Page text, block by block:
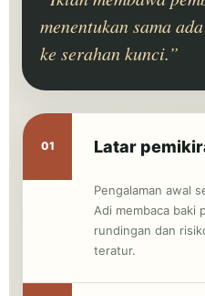
menentukan sama
ke serahan kunci.”
01 Latar
Pengalaman awal
Adi membaca baki
rundingan dan
teratur.